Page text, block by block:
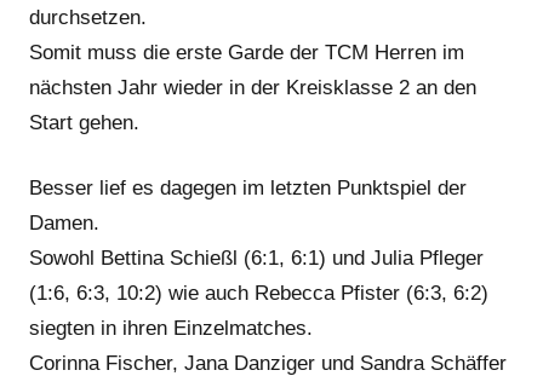
durchsetzen.
Somit muss die erste Garde der TCM Herren im
nächsten Jahr wieder in der Kreisklasse 2 an den
Start gehen.
Besser lief es dagegen im letzten Punktspiel der
Damen.
Sowohl Bettina Schießl (6:1, 6:1) und Julia Pfleger
(1:6, 6:3, 10:2) wie auch Rebecca Pfister (6:3, 6:2)
siegten in ihren Einzelmatches.
Corinna Fischer, Jana Danziger und Sandra Schäffer